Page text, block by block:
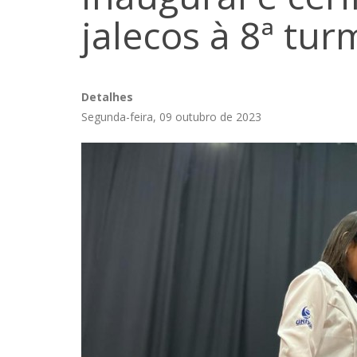
jalecos à 8ª
Detalhes
Segunda-feira, 09 outubro de 2023